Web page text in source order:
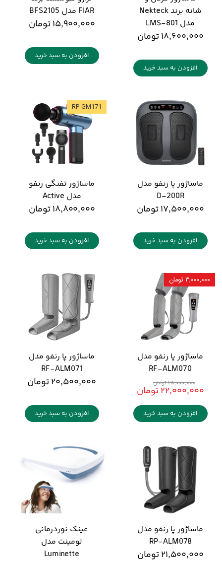
شانه برند Nekteck
مدل LMS-801
۱۸,۶۰۰,۰۰۰ تومان
افزودن به سبد خرید
FIAR مدل BFS2105
۱۵,۹۰۰,۰۰۰ تومان
افزودن به سبد خرید
ماساژور پا رنفو مدل
D-200R
۱۷,۵۰۰,۰۰۰ تومان
افزودن به سبد خرید
ماساژور تفنگی رنفو
مدل Active
۱۸,۸۰۰,۰۰۰ تومان
افزودن به سبد خرید
RP-GM171
ماساژور پا رنفو مدل
RF-ALM070
۲۵,۰۰۰,۰۰۰ تومان
۲۲,۰۰۰,۰۰۰ تومان
افزودن به سبد خرید
۳,۰۰۰,۰۰۰ تومان
ماساژور پا رنفو مدل
RF-ALM071
۲۰,۵۰۰,۰۰۰ تومان
افزودن به سبد خرید
ماساژور پا رنفو مدل
RP-ALM078
۲۱,۵۰۰,۰۰۰ تومان
عینک نوردرمانی
لومینت مدل
Luminette